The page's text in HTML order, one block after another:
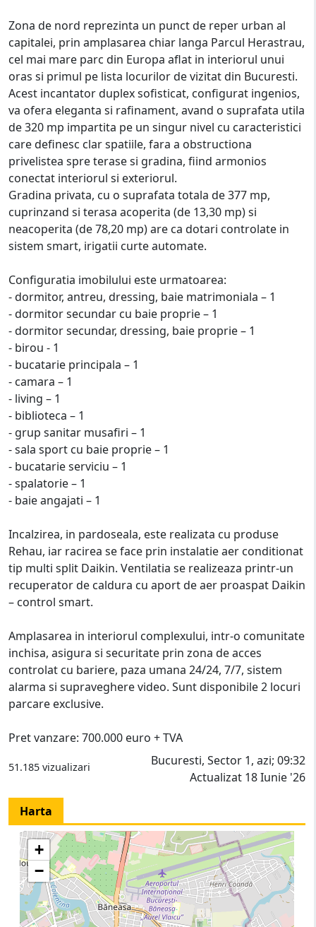
Zona de nord reprezinta un punct de reper urban al
capitalei, prin amplasarea chiar langa Parcul Herastrau,
cel mai mare parc din Europa aflat in interiorul unui
oras si primul pe lista locurilor de vizitat din Bucuresti.
Acest incantator duplex sofisticat, configurat ingenios,
va ofera eleganta si rafinament, avand o suprafata utila
de 320 mp impartita pe un singur nivel cu caracteristici
care definesc clar spatiile, fara a obstructiona
privelistea spre terase si gradina, fiind armonios
conectat interiorul si exteriorul.
Gradina privata, cu o suprafata totala de 377 mp,
cuprinzand si terasa acoperita (de 13,30 mp) si
neacoperita (de 78,20 mp) are ca dotari controlate in
sistem smart, irigatii curte automate.
Configuratia imobilului este urmatoarea:
- dormitor, antreu, dressing, baie matrimoniala – 1
- dormitor secundar cu baie proprie – 1
- dormitor secundar, dressing, baie proprie – 1
- birou - 1
- bucatarie principala – 1
- camara – 1
- living – 1
- biblioteca – 1
- grup sanitar musafiri – 1
- sala sport cu baie proprie – 1
- bucatarie serviciu – 1
- spalatorie – 1
- baie angajati – 1
Incalzirea, in pardoseala, este realizata cu produse
Rehau, iar racirea se face prin instalatie aer conditionat
tip multi split Daikin. Ventilatia se realizeaza printr-un
recuperator de caldura cu aport de aer proaspat Daikin
– control smart.
Amplasarea in interiorul complexului, intr-o comunitate
inchisa, asigura si securitate prin zona de acces
controlat cu bariere, paza umana 24/24, 7/7, sistem
alarma si supraveghere video. Sunt disponibile 2 locuri
parcare exclusive.
Pret vanzare: 700.000 euro + TVA
51.185 vizualizari
Bucuresti, Sector 1, azi; 09:32
Actualizat 18 Iunie '26
Harta
+
−